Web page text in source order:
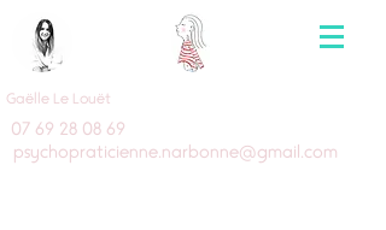
Gaëlle Le Louët
07 69 28 08 69
psychopraticienne.narbonne@gmail.com